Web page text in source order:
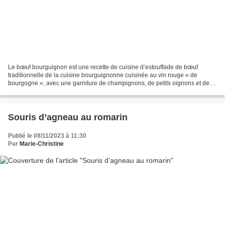
Le bœuf bourguignon est une recette de cuisine d’estouffade de bœuf
traditionnelle de la cuisine bourguignonne cuisinée au vin rouge « de
bourgogne «, avec une garniture de champignons, de petits oignons et de
Souris d’agneau au romarin
Publié le 08/11/2023 à 11:30
Par Marie-Christine